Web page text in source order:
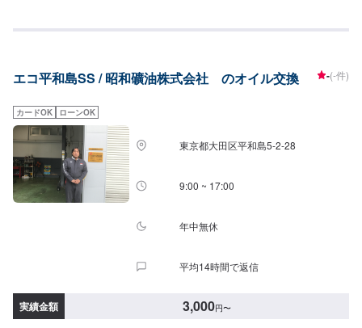
エコ平和島SS / 昭和礦油株式会社 のオイル交換 -(-件)
カードOK ローンOK
東京都大田区平和島5-2-28
9:00 ~ 17:00
年中無休
平均14時間で返信
実績金額 3,000円〜